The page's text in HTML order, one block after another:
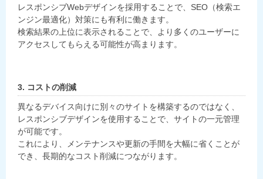
レスポンシブWebデザインを採用することで、SEO（検索エ
ンジン最適化）対策にも有利に働きます。
検索結果の上位に表示されることで、より多くのユーザーに
アクセスしてもらえる可能性が高まります。
3. コストの削減
異なるデバイス向けに別々のサイトを構築するのではなく、
レスポンシブデザインを使用することで、サイトの一元管理
が可能です。
これにより、メンテナンスや更新の手間を大幅に省くことが
でき、長期的なコスト削減につながります。